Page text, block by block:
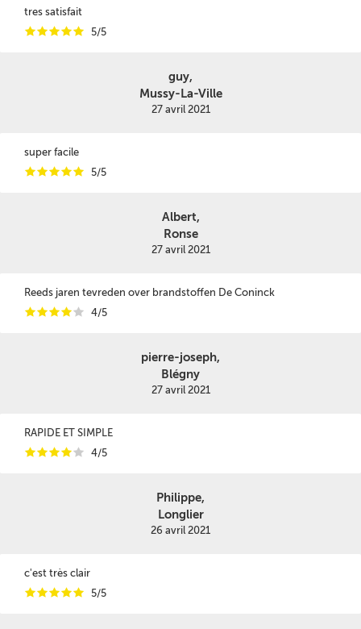
tres satisfait
iiiii 5/5
guy,
Mussy-La-Ville
27 avril 2021
super facile
iiiii 5/5
Albert,
Ronse
27 avril 2021
Reeds jaren tevreden over brandstoffen De Coninck
iiiii 4/5
pierre-joseph,
Blégny
27 avril 2021
RAPIDE ET SIMPLE
iiiii 4/5
Philippe,
Longlier
26 avril 2021
c'est très clair
iiiii 5/5